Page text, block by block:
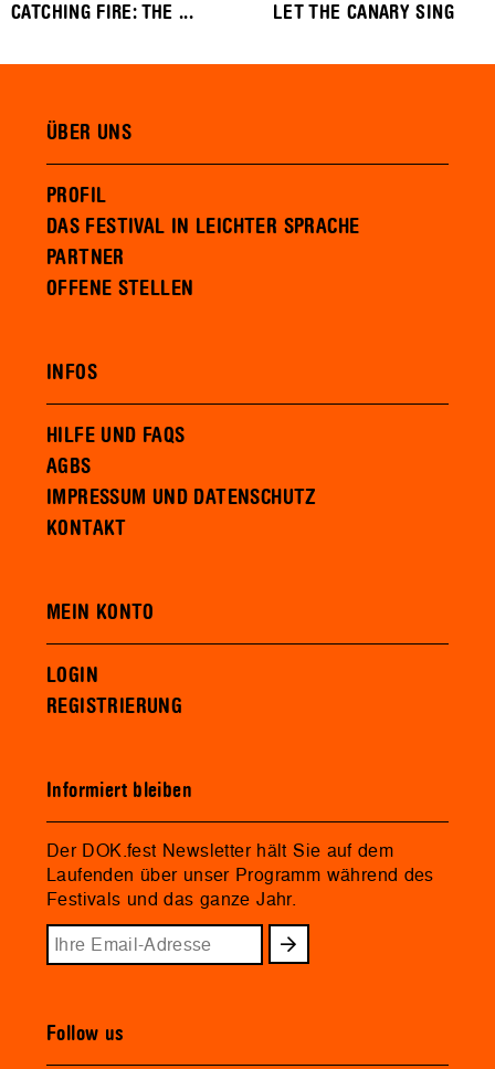
CATCHING FIRE: THE ... LET THE CANARY SING
ÜBER UNS
PROFIL
DAS FESTIVAL IN LEICHTER SPRACHE
PARTNER
OFFENE STELLEN
INFOS
HILFE UND FAQS
AGBS
IMPRESSUM UND DATENSCHUTZ
KONTAKT
MEIN KONTO
LOGIN
REGISTRIERUNG
Informiert bleiben
Der DOK.fest Newsletter hält Sie auf dem
Laufenden über unser Programm während des
Festivals und das ganze Jahr.
Follow us